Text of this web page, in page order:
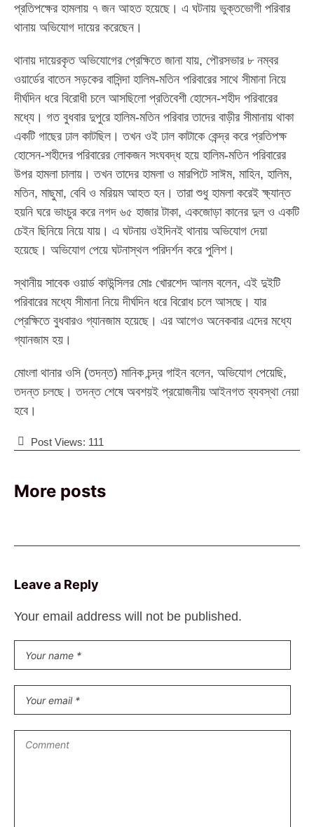
প্রতিপক্ষের হামলায় ৭ জন আহত হয়েছে। এ ঘটনায় ভুক্তভোগী পরিবার
থানায় অভিযোগ দায়ের করেছেন।
থানায় দায়েরকৃত অভিযোগের প্রেক্ষিতে জানা যায়, পৌরসভার ৮ নম্বর
ওয়ার্ডের বাতেন সড়কের বাসিন্দা হালিম-মতিন পরিবারের সাথে সীমানা নিয়ে
দীর্ঘদিন ধরে বিরোধী চলে আসছিলো প্রতিবেশী হোসেন-শহীদ পরিবারের
মধ্যে। গত বুধবার দুপুরে হালিম-মতিন পরিবার তাদের বাড়ীর সীমানায় থাকা
একটি গাছের ঢাল কাটছিল। তখন ওই ঢাল কাটাকে কেন্দ্র করে প্রতিপক্ষ
হোসেন-শহীদের পরিবারের লোকজন সংঘবদ্ধ হয়ে হালিম-মতিন পরিবারের
উপর হামলা চালায়। তখন তাদের হামলা ও মারপিটে সাঈম, মাহিন, হালিম,
মতিন, মাছুমা, বেবি ও মরিয়ম আহত হন। তারা শুধু হামলা করেই ক্ষ্যান্ত
হয়নি ঘরে ভাংচুর করে নগদ ৬৫ হাজার টাকা, একজোড়া কানের দুল ও একটি
চেইন ছিনিয়ে নিয়ে যায়। এ ঘটনায় ওইদিনই থানায় অভিযোগ দেয়া
হয়েছে। অভিযোগ পেয়ে ঘটনাস্থল পরিদর্শন করে পুলিশ।
স্থানীয় সাবেক ওয়ার্ড কাউন্সিলর মোঃ খোরশেদ আলম বলেন, এই দুইটি
পরিবারের মধ্যে সীমানা নিয়ে দীর্ঘদিন ধরে বিরোধ চলে আসছে। যার
প্রেক্ষিতে বুধবারও গ্যানজাম হয়েছে। এর আগেও অনেকবার এদের মধ্যে
গ্যানজাম হয়।
মোংলা থানার ওসি (তদন্ত) মানিক চন্দ্র গাইন বলেন, অভিযোগ পেয়েছি,
তদন্ত চলছে। তদন্ত শেষে অবশয়ই প্রয়োজনীয় আইনগত ব্যবস্থা নেয়া
হবে।
Post Views: 111
More posts
Leave a Reply
Your email address will not be published.